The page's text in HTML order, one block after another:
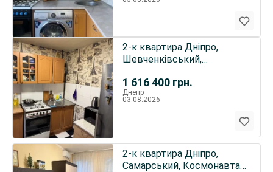
1 616 400 грн.
2-к квартира Дніпро,
Шевченківський,
Хмельницкого 45
Днепр
03.08.2026
2-к квартира Дніпро,
Самарський, Космонавта